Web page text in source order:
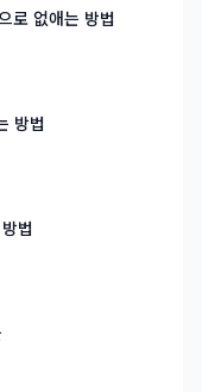
로 없애는 방법
방법
법